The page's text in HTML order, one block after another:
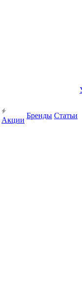
Акции
Бренды Статьи